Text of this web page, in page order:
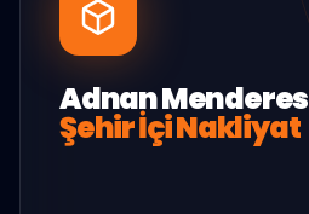
Adnan Menderes
Şehir İçi Nakliyat